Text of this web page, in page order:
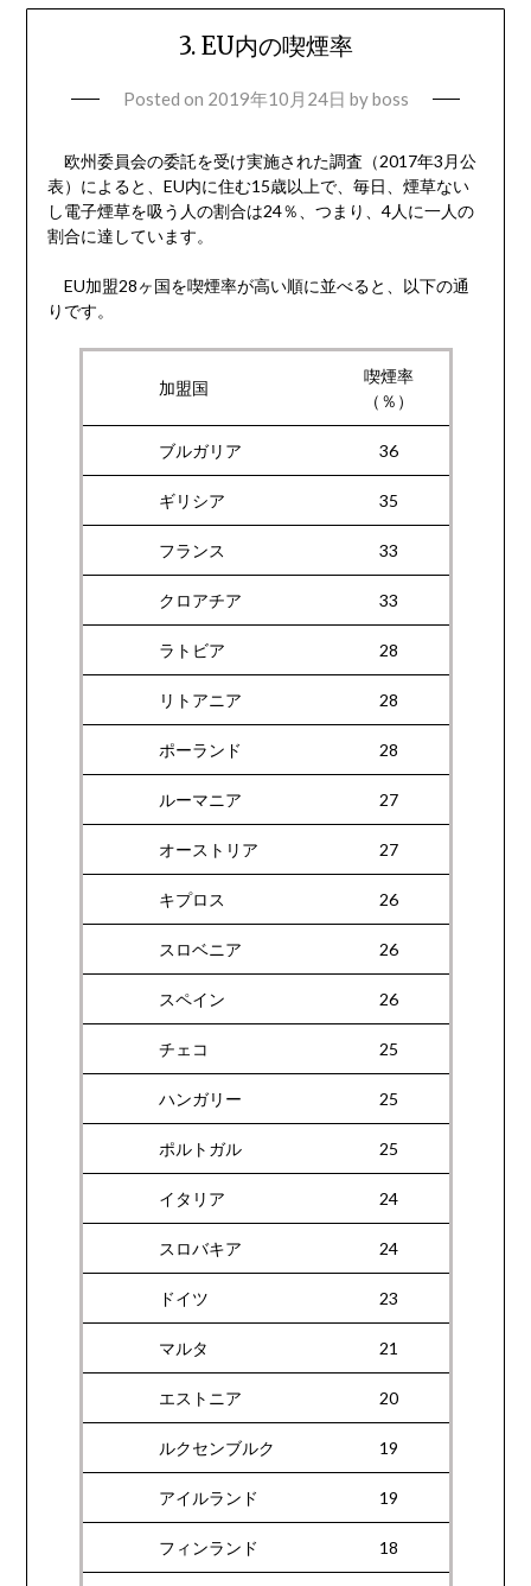
3. EU内の喫煙率
Posted on 2019年10月24日 byboss
欧州委員会の委託を受け実施された調査（2017年3月公
表）によると、EU内に住む15歳以上で、毎日、煙草ない
し電子煙草を吸う人の割合は24％、つまり、4人に一人の
割合に達しています。
EU加盟28ヶ国を喫煙率が高い順に並べると、以下の通
りです。
加盟国
喫煙率
（％）
ブルガリア 36
ギリシア 35
フランス 33
クロアチア 33
ラトビア 28
リトアニア 28
ポーランド 28
ルーマニア 27
オーストリア 27
キプロス 26
スロベニア 26
スペイン 26
チェコ 25
ハンガリー 25
ポルトガル 25
イタリア 24
スロバキア 24
ドイツ 23
マルタ 21
エストニア 20
ルクセンブルク 19
アイルランド 19
フィンランド 18